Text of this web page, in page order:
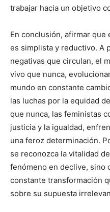
trabajar hacia un objetivo
En conclusión, afirmar
es simplista y reductivo. A
negativas que circulan, el
vivo que nunca,
mundo en constante
las luchas por la equidad
que nunca, las feministas
justicia y la igualdad,
una feroz determinación.
se reconozca la vitalidad
fenómeno en declive, sino
constante transformación
sobre su supuesta